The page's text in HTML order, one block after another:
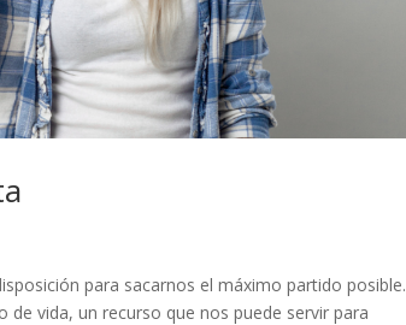
para sacarnos el máximo partido posible.
vida, un recurso que nos puede servir para